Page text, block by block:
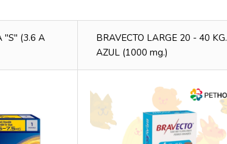
"S" (3.6 A
BRAVECTO LARGE 20 - 40 KG.
AZUL (1000 mg.)